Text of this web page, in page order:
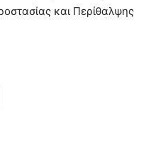
και Περίθαλψης